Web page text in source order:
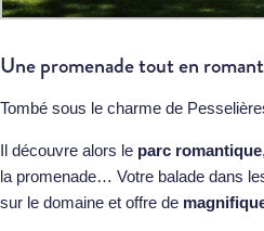
Une promenade tout en
Tombé sous le charme de
Il découvre alors le parc romantique
la promenade… Votre balade dans
sur le domaine et offre de